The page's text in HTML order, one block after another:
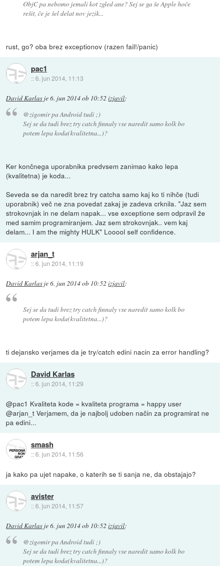
ObjC pa nebomo jemali kot zgled ane? Sej se ga še Apple hoče
rešit, če je šel delat nov jezik...
rust, go? oba brez exceptionov (razen fail!/panic)
pac1
::6. jun 2014, 11:13
David Karlas je6. jun 2014 ob 10:52 izjavil:
@zigomir pa Android tudi ;)
Sej se da tudi brez try catch finnaly vse naredit samo kolk bo
potem lepa koda(kvalitetna...)?
Ker končnega uporabnika predvsem zanimao kako lepa
(kvalitetna) je koda...
Seveda se da naredit brez try catcha samo kaj ko ti nihče (tudi
uporabnik) več ne zna povedat zakaj je zadeva crknila. "Jaz sem
strokovnjak in ne delam napak... vse exceptione sem odpravil že
med samim programiranjem. Jaz sem strokovnjak.. vem kaj
delam... I am the mighty HULK" Looool self confidence.
arjan_t
::6. jun 2014, 11:19
David Karlas je6. jun 2014 ob 10:52 izjavil:
Sej se da tudi brez try catch finnaly vse naredit samo kolk bo
potem lepa koda(kvalitetna...)?
ti dejansko verjames da je try/catch edini nacin za error handling?
David Karlas
::6. jun 2014, 11:29
@pac1 Kvaliteta kode = kvaliteta programa = happy user
@arjan_t Verjamem, da je najbolj udoben način za programirat ne
pa edini...
smash
::6. jun 2014, 11:56
ja kako pa ujet napake, o katerih se ti sanja ne, da obstajajo?
avister
::6. jun 2014, 11:57
David Karlas je6. jun 2014 ob 10:52 izjavil:
@zigomir pa Android tudi ;)
Sej se da tudi brez try catch finnaly vse naredit samo kolk bo
potem lepa koda(kvalitetna...)?